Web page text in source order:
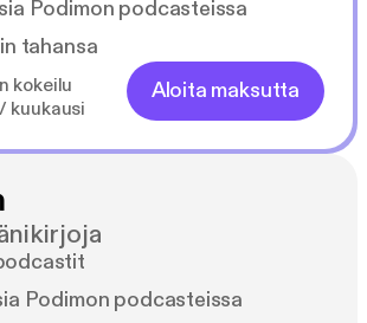
Podimon podcasteissa
tahansa
kokeilu
kuukausi
Aloita maksutta
Podimon podcasteissa